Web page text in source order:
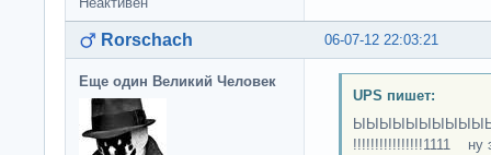
06-07-12 22:03:21
Rorschach
Еще один Великий Человек
UPS пишет:
!!!!!!!!!!!!!!!!1111 ну